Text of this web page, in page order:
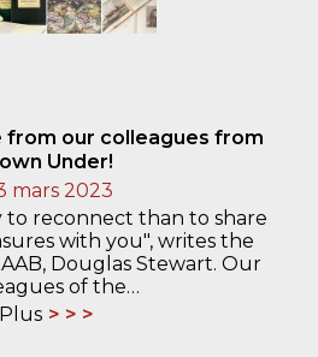
from our colleagues from
Under!
mars 2023
reconnect than to share
with you", writes the
Douglas Stewart. Our
of the…
Plus